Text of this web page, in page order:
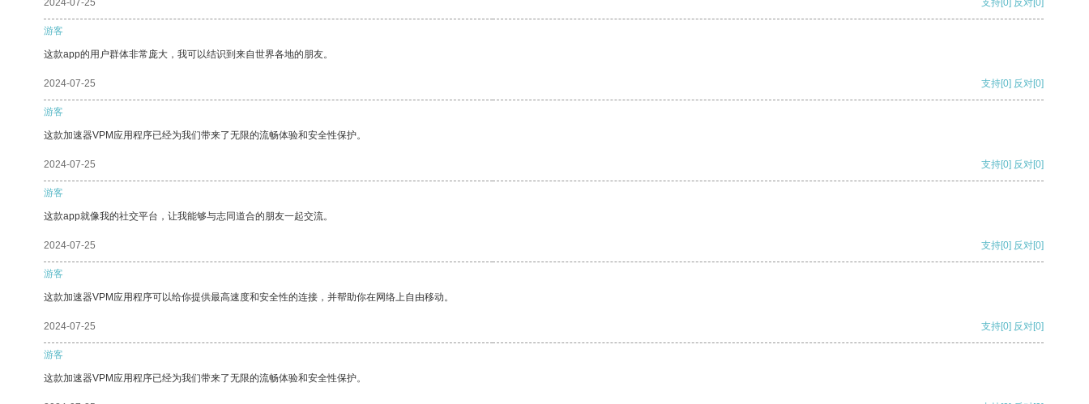
2024-07-25 支持[0] 反对[0]
游客
这款app的用户群体非常庞大，我可以结识到来自世界各地的朋友。
2024-07-25 支持[0] 反对[0]
游客
这款加速器VPM应用程序已经为我们带来了无限的流畅体验和安全性保护。
2024-07-25 支持[0] 反对[0]
游客
这款app就像我的社交平台，让我能够与志同道合的朋友一起交流。
2024-07-25 支持[0] 反对[0]
游客
这款加速器VPM应用程序可以给你提供最高速度和安全性的连接，并帮助你在网络上自由移动。
2024-07-25 支持[0] 反对[0]
游客
这款加速器VPM应用程序已经为我们带来了无限的流畅体验和安全性保护。